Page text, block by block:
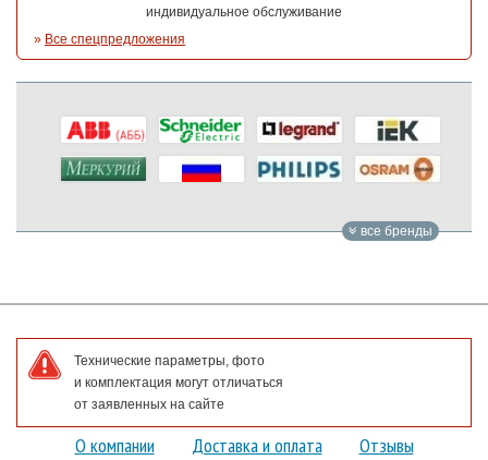
индивидуальное обслуживание
» Все спецпредложения
все бренды
Технические параметры, фото
и комплектация могут отличаться
от заявленных на сайте
О компании Доставка и оплата
Отзывы